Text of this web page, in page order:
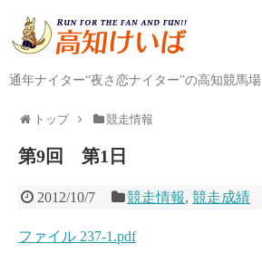
通年ナイター“夜さ恋ナイター”の高知競馬場
トップ 競走情報
第9回 第1日
2012/10/7 競走情報,競走成績
ファイル 237-1.pdf